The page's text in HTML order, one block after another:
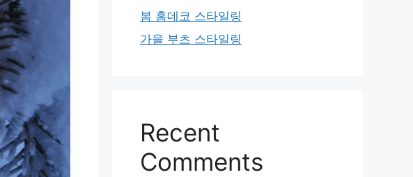
봄 홈데코 스타일링
가을 부츠 스타일링
Recent
Comments